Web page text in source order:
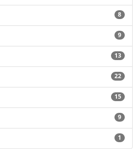
8
9
13
22
15
9
1